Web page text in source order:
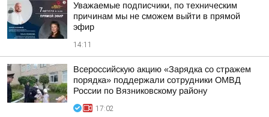
Уважаемые подписчики, по техническим
причинам мы не сможем выйти в прямой
эфир
14:11
Всероссийскую акцию «Зарядка со стражем
порядка» поддержали сотрудники ОМВД
России по Вязниковскому району
17:02